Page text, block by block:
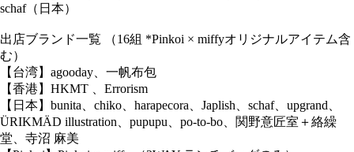
schaf（日本）
出店ブランド一覧 （16組 *Pinkoi × miffyオリジナルアイテム含
む）
【台湾】agooday、一帆布包
【香港】HKMT 、Errorism
【日本】bunita、chiko、harapecora、Japlish、schaf、upgrand、
ÜRIKMÄD illustration、pupupu、po-to-bo、関野意匠室＋絡繰
堂、寺沼 麻美